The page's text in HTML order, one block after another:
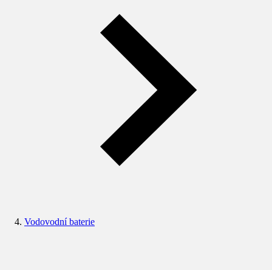
Vodovodní baterie